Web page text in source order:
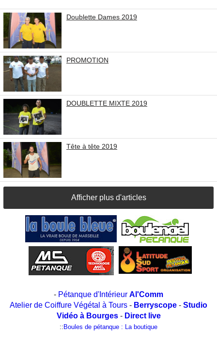
Doublette Dames 2019
PROMOTION
DOUBLETTE MIXTE 2019
Tête à tête 2019
Afficher plus d'articles
- Pétanque d'Intérieur Al'Comm
Atelier de Coiffure Végétal à Tours - Berryscope - Studio
Vidéo à Bourges- Direct live
:: Boules de pétanque : La boutique